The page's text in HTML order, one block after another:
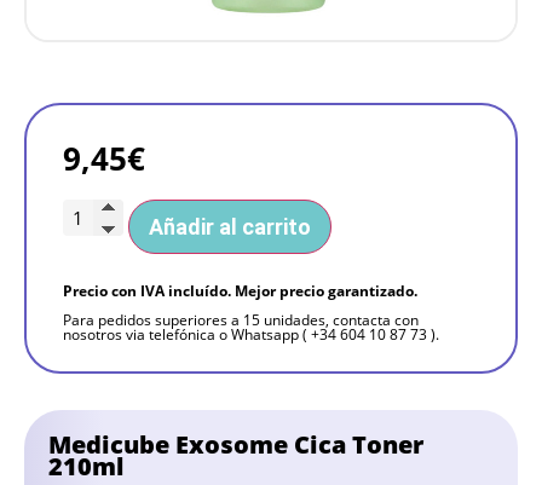
Medicube Exosome Cica Toner
210ml
9,45€
Añadir al carrito
Precio con IVA incluído. Mejor precio garantizado.
Para pedidos superiores a 15 unidades, contacta con
nosotros via telefónica o Whatsapp ( +34 604 10 87 73 ).